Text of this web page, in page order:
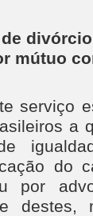
mútuo
serviço
a
do
por
destes,